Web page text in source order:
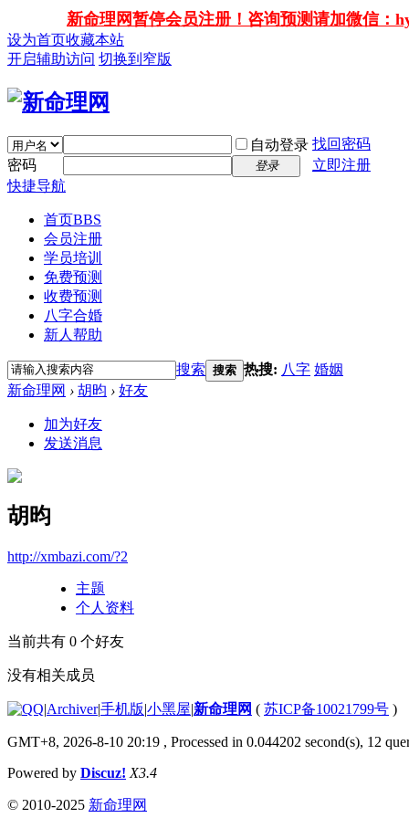
新命理网暂停会员注册！咨询预测请加微信：
设为首页收藏本站
开启辅助访问 切换到窄版
自动登录 找回密码
密码
登录
立即注册
快捷导航
首页BBS
会员注册
学员培训
免费预测
收费预测
八字合婚
新人帮助
搜索 搜索 热搜: 八字 婚姻
新命理网 › 胡昀 › 好友
加为好友
发送消息
胡昀
http://xmbazi.com/?2
主题
个人资料
当前共有 0 个好友
没有相关成员
|Archiver|手机版|小黑屋|新命理网 ( 苏ICP备10021799号 )
GMT+8, 2026-8-10 20:19 , Processed in 0.044202 second(s), 12
Powered by Discuz! X3.4
© 2010-2025 新命理网